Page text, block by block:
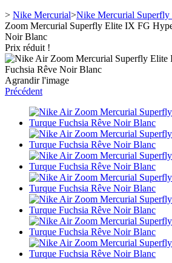
> Nike Mercurial>Nike Mercurial Superfly
Zoom Mercurial Superfly Elite IX FG
Noir Blanc
Prix réduit !
Agrandir l'image
Précédent